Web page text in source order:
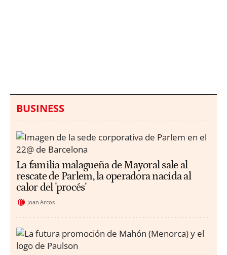
BUSINESS
La familia malagueña de Mayoral sale al
rescate de Parlem, la operadora nacida al
calor del 'procés'
Joan Arcos